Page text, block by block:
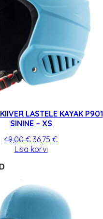
LASTELE KAYAK P901
SININE – XS
49,00€ Algne
hind
36,75 €Praegune
Lisa korvi